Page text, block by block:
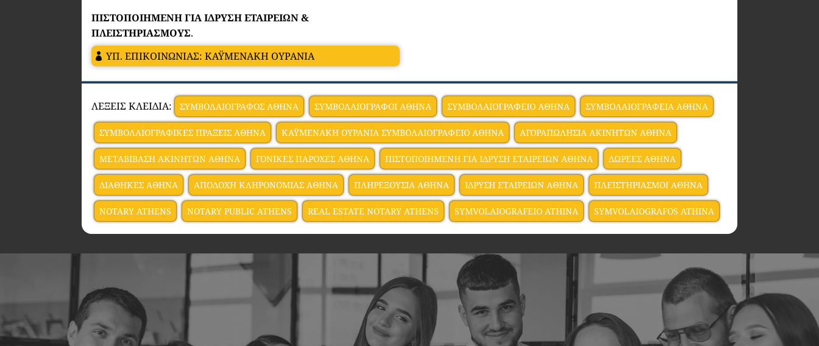
ΠΙΣΤΟΠΟΙΗΜΕΝΗ ΓΙΑ ΙΔΡΥΣΗ ΕΤΑΙΡΕΙΩΝ &
ΠΛΕΙΣΤΗΡΙΑΣΜΟΥΣ.
ΥΠ. ΕΠΙΚΟΙΝΩΝΙΑΣ: ΚΑΫΜΕΝΑΚΗ ΟΥΡΑΝΙΑ
ΛΕΞΕΙΣ ΚΛΕΙΔΙΑ: ΣΥΜΒΟΛΑΙΟΓΡΑΦΟΣ ΑΘΗΝΑ ΣΥΜΒΟΛΑΙΟΓΡΑΦΟΙ ΑΘΗΝΑ ΣΥΜΒΟΛΑΙΟΓΡΑΦΕΙΟ ΑΘΗΝΑ ΣΥΜΒΟΛΑΙΟΓΡΑΦΕΙΑ ΑΘΗΝΑ
ΣΥΜΒΟΛΑΙΟΓΡΑΦΙΚΕΣ ΠΡΑΞΕΙΣ ΑΘΗΝΑ ΚΑΫΜΕΝΑΚΗ ΟΥΡΑΝΙΑ ΣΥΜΒΟΛΑΙΟΓΡΑΦΕΙΟ ΑΘΗΝΑ ΑΓΟΡΑΠΩΛΗΣΙΑ ΑΚΙΝΗΤΩΝ ΑΘΗΝΑ
ΜΕΤΑΒΙΒΑΣΗ ΑΚΙΝΗΤΩΝ ΑΘΗΝΑ ΓΟΝΙΚΕΣ ΠΑΡΟΧΕΣ ΑΘΗΝΑ ΠΙΣΤΟΠΟΙΗΜΕΝΗ ΓΙΑ ΙΔΡΥΣΗ ΕΤΑΙΡΕΙΩΝ ΑΘΗΝΑ ΔΩΡΕΕΣ ΑΘΗΝΑ
ΔΙΑΘΗΚΕΣ ΑΘΗΝΑ ΑΠΟΔΟΧΗ ΚΛΗΡΟΝΟΜΙΑΣ ΑΘΗΝΑ ΠΛΗΡΕΞΟΥΣΙΑ ΑΘΗΝΑ ΙΔΡΥΣΗ ΕΤΑΙΡΕΙΩΝ ΑΘΗΝΑ ΠΛΕΙΣΤΗΡΙΑΣΜΟΙ ΑΘΗΝΑ
NOTARY ATHENS NOTARY PUBLIC ATHENS REAL ESTATE NOTARY ATHENS SYMVOLAIOGRAFEIO ATHINA SYMVOLAIOGRAFOS ATHINA